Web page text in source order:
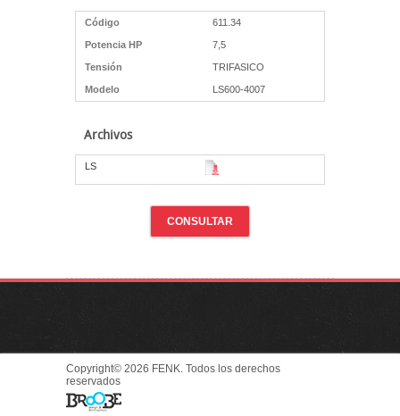
Código 611.34
Potencia HP 7,5
Tensión TRIFASICO
Modelo LS600-4007
Archivos
LS
CONSULTAR
Copyright© 2026 FENK. Todos los derechos
reservados